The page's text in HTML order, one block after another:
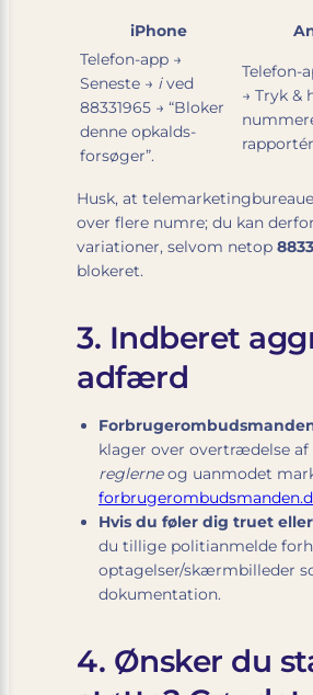
iPhone
Telefon-app →
Seneste → ived
88331965 → “Bloker
denne opkalds­
forsøger”.
Telefon-
→ Tryk &
Husk, at
over flere numre; du kan
variationer, selvom netop
blokeret.
3. Indberet
adfærd
klager over overtrædelse af
reglerneog uanmodet
Hvis du føler dig truet
du tillige politianmelde
optagelser/skærmbilleder
dokumentation.
4. Ønsker du